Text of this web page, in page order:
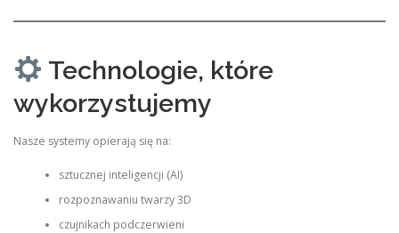
Technologie, które
wykorzystujemy
Nasze systemy opierają się na:
sztucznej inteligencji (AI)
rozpoznawaniu twarzy 3D
czujnikach podczerwieni